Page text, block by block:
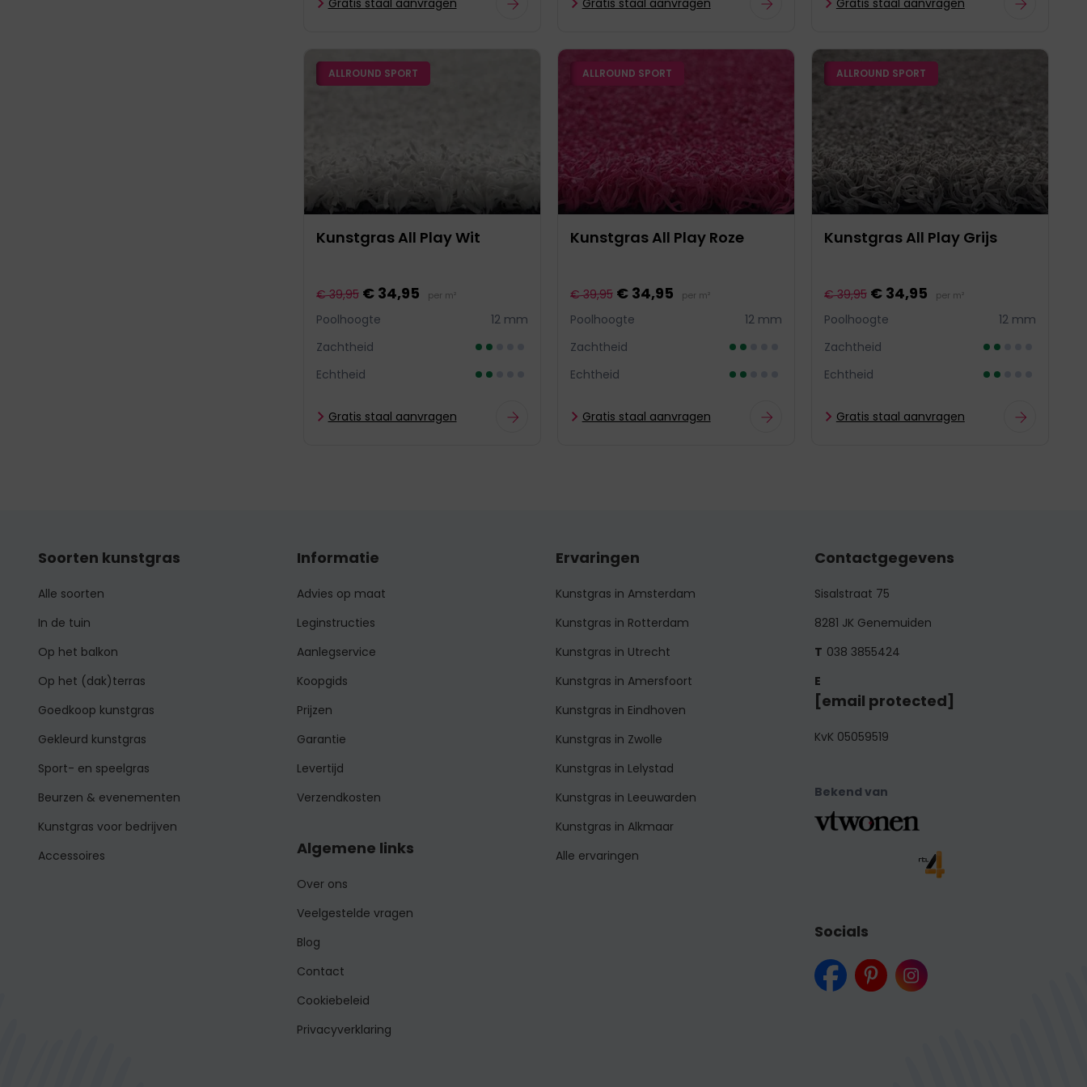
Gratis staal aanvragen Gratis staal aanvragen Gratis staal aanvragen
ALLROUND SPORT
Kunstgras All Play Wit
€ 39,95 € 34,95 per m²
Poolhoogte
12 mm
Zachtheid
Echtheid
Gratis staal aanvragen
ALLROUND SPORT
Kunstgras All Play Roze
€ 39,95 € 34,95 per m²
Poolhoogte
12 mm
Zachtheid
Echtheid
Gratis staal aanvragen
ALLROUND SPORT
Kunstgras All Play Grijs
€ 39,95 € 34,95 per m²
Poolhoogte
12 mm
Zachtheid
Echtheid
Gratis staal aanvragen
Soorten kunstgras
Alle soorten
In de tuin
Op het balkon
Op het (dak)terras
Goedkoop kunstgras
Gekleurd kunstgras
Sport- en speelgras
Beurzen & evenementen
Kunstgras voor bedrijven
Accessoires
Informatie
Advies op maat
Leginstructies
Aanlegservice
Koopgids
Prijzen
Garantie
Levertijd
Verzendkosten
Algemene links
Over ons
Veelgestelde vragen
Blog
Contact
Cookiebeleid
Privacyverklaring
Ervaringen
Kunstgras in Amsterdam
Kunstgras in Rotterdam
Kunstgras in Utrecht
Kunstgras in Amersfoort
Kunstgras in Eindhoven
Kunstgras in Zwolle
Kunstgras in Lelystad
Kunstgras in Leeuwarden
Kunstgras in Alkmaar
Alle ervaringen
Contactgegevens
Sisalstraat 75
8281 JK Genemuiden
038 3855424
[email protected]
KvK 05059519
Bekend van
Socials